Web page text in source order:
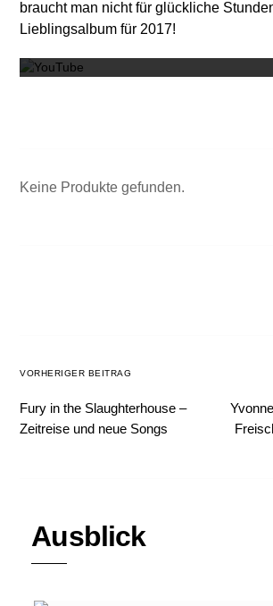
braucht man nicht für glückliche
Lieblingsalbum für 2017!
Keine Produkte gefunden.
VORHERIGER BEITRAG
Fury in the Slaughterhouse –
Zeitreise und neue Songs
Ausblick